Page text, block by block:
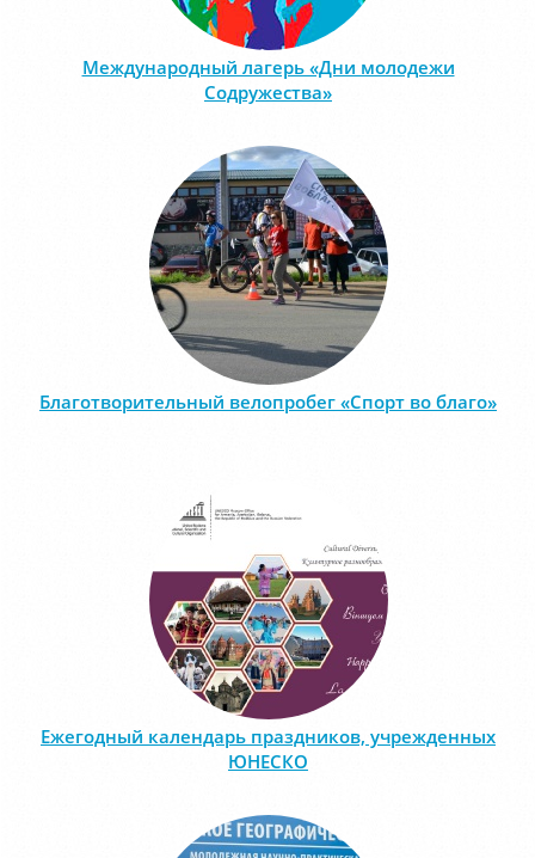
Международный лагерь «Дни молодежи
Содружества»
Благотворительный велопробег «Спорт во благо»
Ежегодный календарь праздников, учрежденных
ЮНЕСКО